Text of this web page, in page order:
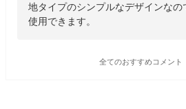
地タイプのシンプルなデザインなの
使用できます。
全てのおすすめコメント